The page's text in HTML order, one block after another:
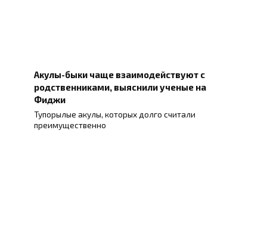
Акулы-быки чаще взаимодействуют с
родственниками, выяснили ученые на
Фиджи
Тупорылые акулы, которых долго считали
преимущественно